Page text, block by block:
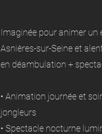
Imaginée pour animer un
Asnières-sur-Seine et
en déambulation +
• Animation journée et
jongleurs
• Spectacle nocturne